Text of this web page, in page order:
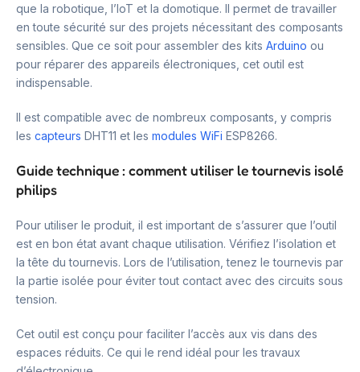
que la robotique, l’IoT et la domotique. Il permet de travailler
en toute sécurité sur des projets nécessitant des composants
sensibles. Que ce soit pour assembler des kits Arduino ou
pour réparer des appareils électroniques, cet outil est
indispensable.
Il est compatible avec de nombreux composants, y compris
les capteurs DHT11 et les modules WiFi ESP8266.
Guide technique : comment utiliser le tournevis isolé
philips
Pour utiliser le produit, il est important de s’assurer que l’outil
est en bon état avant chaque utilisation. Vérifiez l’isolation et
la tête du tournevis. Lors de l’utilisation, tenez le tournevis par
la partie isolée pour éviter tout contact avec des circuits sous
tension.
Cet outil est conçu pour faciliter l’accès aux vis dans des
espaces réduits. Ce qui le rend idéal pour les travaux